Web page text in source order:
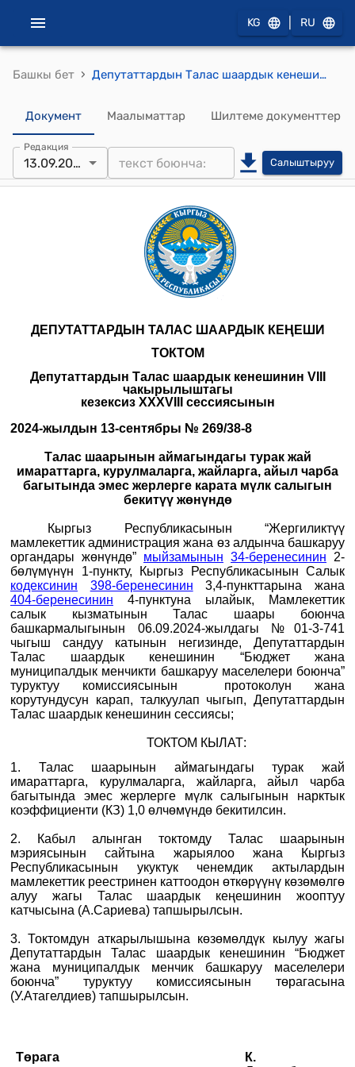
KG RU
Башкы бет › Депутаттардын Талас шаардык кенешинин 2024-жылдын 13-сентябрындагы № 269/38-8 "Талас шаарынын аймагындагы турак жай имараттарга, курулмаларга, жайларга, айыл чарба багытында эмес жерлерге карата мүлк салыгын бекитүү жөнүндө" токтому
Документ Маалыматтар Шилтеме документтер
Редакция
13.09.2024 Салыштыруу